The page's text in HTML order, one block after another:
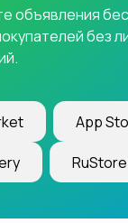
объявления
без
App
RuStore